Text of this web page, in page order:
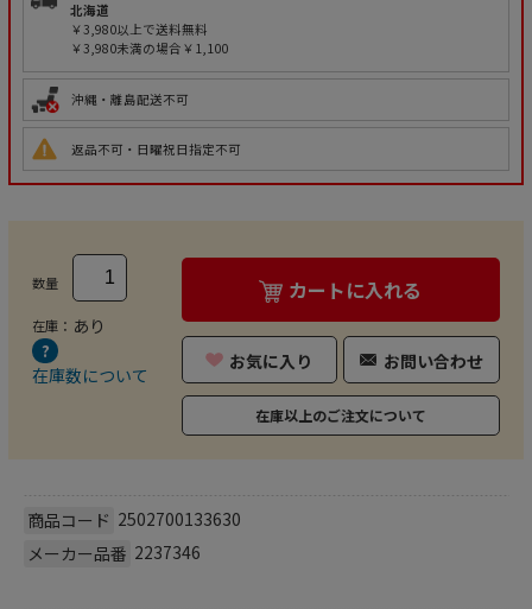
北海道
￥3,980以上で送料無料
￥3,980未満の場合￥1,100
沖縄・離島配送不可
返品不可・日曜祝日指定不可
数量
在庫： あり
在庫数について
カートに入れる
お気に入り お問い合わせ
在庫以上のご注文について
商品コード 2502700133630
メーカー品番 2237346